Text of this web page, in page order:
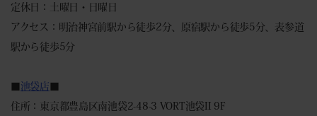
定休日：土曜日・日曜日
アクセス：明治神宮前駅から徒歩2分、原宿駅から徒歩5分、表参道
駅から徒歩5分
■池袋店■
住所：東京都豊島区南池袋2-48-3 VORT池袋II 9F